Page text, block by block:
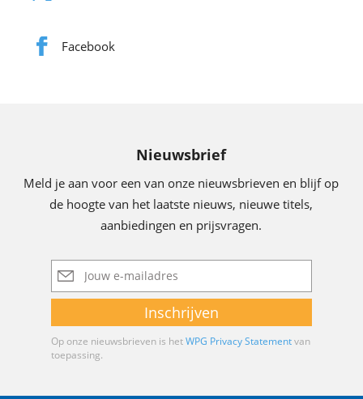
Facebook
Nieuwsbrief
Meld je aan voor een van onze nieuwsbrieven en blijf op
de hoogte van het laatste nieuws, nieuwe titels,
aanbiedingen en prijsvragen.
E-
mailadres
Inschrijven
Op onze nieuwsbrieven is hetWPG Privacy Statementvan
toepassing.